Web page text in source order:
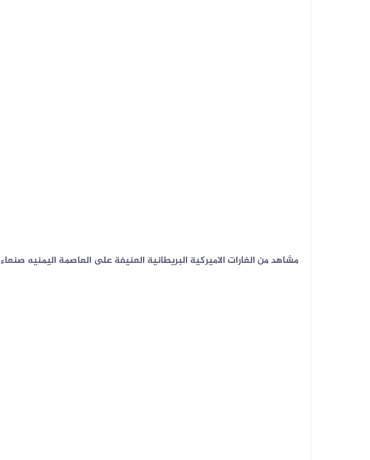
مشاهد من الغارات الاميركية البريطانية العنيفة على العاصمة اليمنيه صنعاء